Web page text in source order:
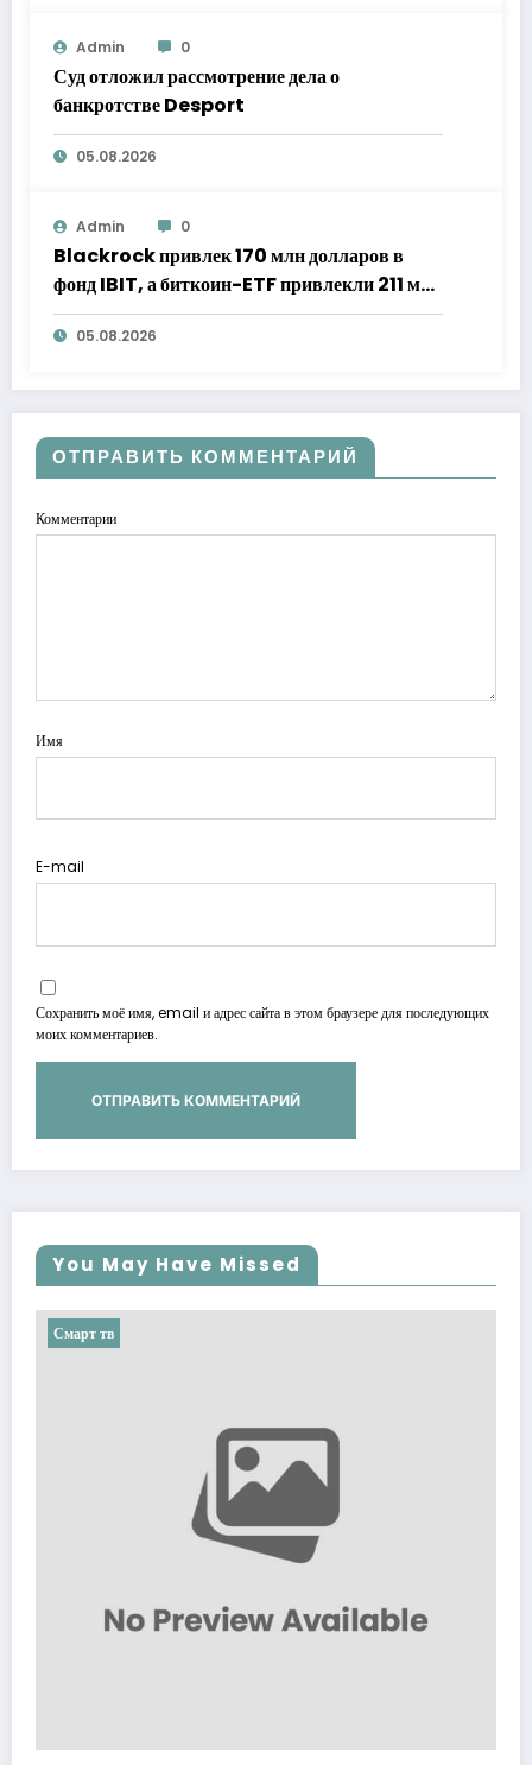
Admin 0
Суд отложил рассмотрение дела о
банкротстве Desport
05.08.2026
Admin 0
Blackrock привлек 170 млн долларов в
фонд IBIT, а биткоин-ETF привлекли 211 млн
долларов
05.08.2026
ОТПРАВИТЬ КОММЕНТАРИЙ
Комментарии
Имя
E-mail
Сохранить моё имя, email и адрес сайта в этом браузере для последующих
моих комментариев.
You May Have Missed
Смарт тв